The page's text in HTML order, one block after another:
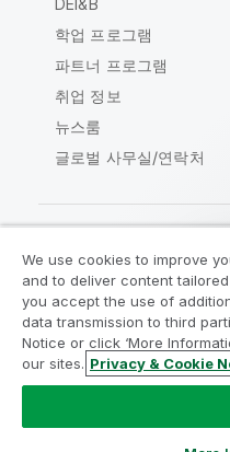
DEI&B
학업 프로그램
파트너 프로그램
취업 정보
뉴스룸
글로벌 사무실/연락처
Qlik
법적 계약 제품 약관
Legal Policies
사용
Do Not Share My Info
Copyright © 1993-2026
We use cookies to improve
and to deliver content tailored
you accept the use of
data transmission to third
Notice or click ‘More
our sites. Privacy & Cookie